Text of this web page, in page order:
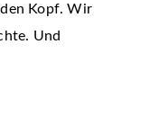
Kopf. Wir
Und